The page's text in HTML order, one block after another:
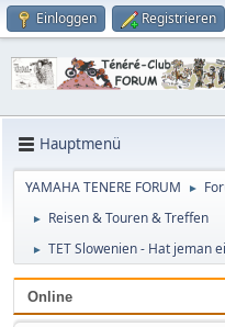
Einloggen Registrieren
Hauptmenü
YAMAHA TENERE FORUM ►
► Reisen & Touren & Treffen
► TET Slowenien - Hat jeman
Online